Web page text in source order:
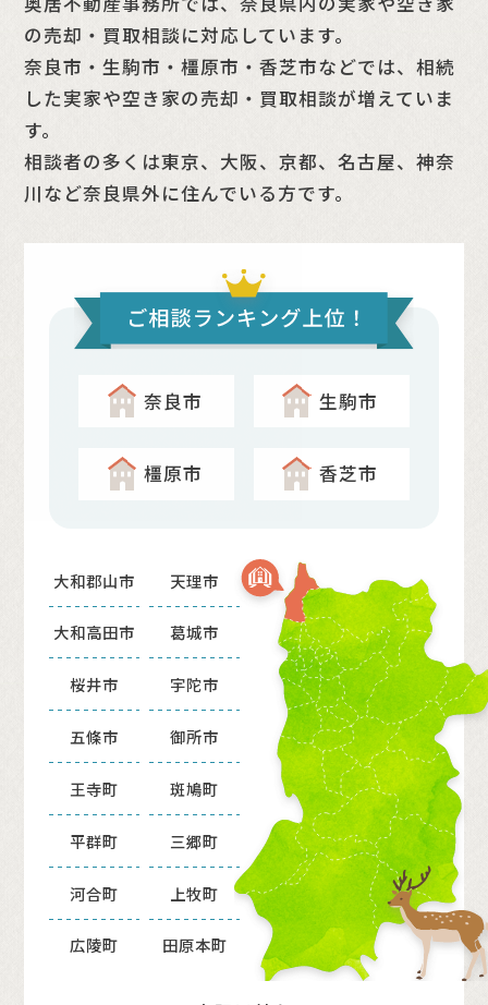
の売却・買取相談に対応しています。
奈良市・生駒市・橿原市・香芝市などでは、相続
した実家や空き家の売却・買取相談が増えていま
す。
相談者の多くは東京、大阪、京都、名古屋、神奈
川など奈良県外に住んでいる方です。
奈良市 生駒市
橿原市 香芝市
大和郡山市 天理市
大和高田市 葛城市
桜井市 宇陀市
五條市 御所市
王寺町 斑鳩町
平群町 三郷町
河合町 上牧町
広陵町 田原本町